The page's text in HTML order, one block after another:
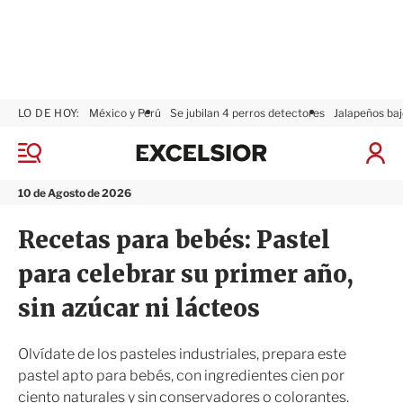
M
n
10 de Agosto de 2026
LO DE HOY: México y Perú Se jubilan 4 perros detectores Jalapeños
I
x
s
i
r
Recetas para bebés: Pastel
para celebrar su primer año,
sin azúcar ni lácteos
Olvídate de los pasteles industriales, prepara este
pastel apto para bebés, con ingredientes cien por
ciento naturales y sin conservadores o colorantes.